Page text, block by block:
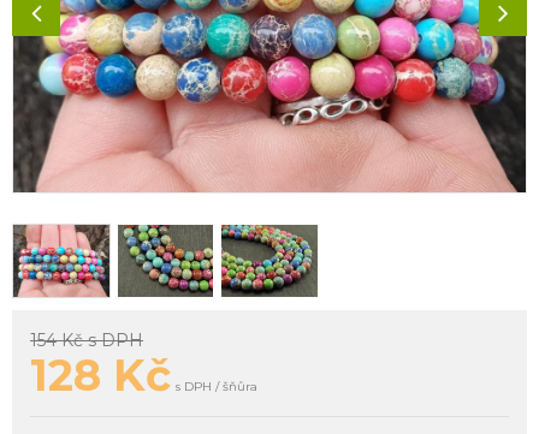
154 Kčs DPH
128 Kč s DPH / šňůra